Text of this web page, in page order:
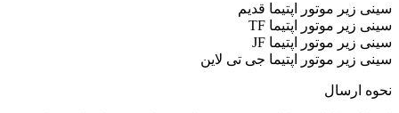
سینی زیر موتور اپتیما قدیم
سینی زیر موتور اپتیما TF
سینی زیر موتور اپتیما JF
سینی زیر موتور اپتیما جی تی لاین
نحوه ارسال